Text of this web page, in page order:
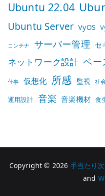
Ubuntu 22.04
Ubuntu Server VyOS
コンテナ サーバー管理 セ
ネットワーク設計 ベー
仕事 仮想化 所感 監視 社
運用設計 音楽 音楽機材 食
Copyright © 2026 手当たり
and